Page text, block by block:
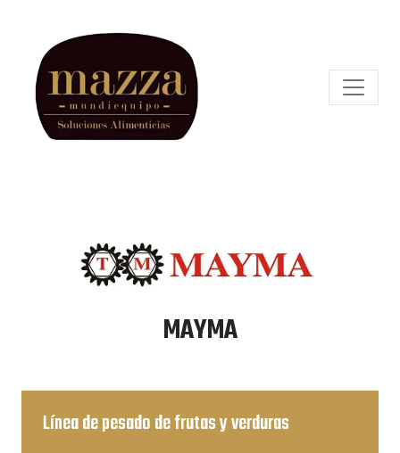
MAYMA
Línea de pesado de frutas y verduras